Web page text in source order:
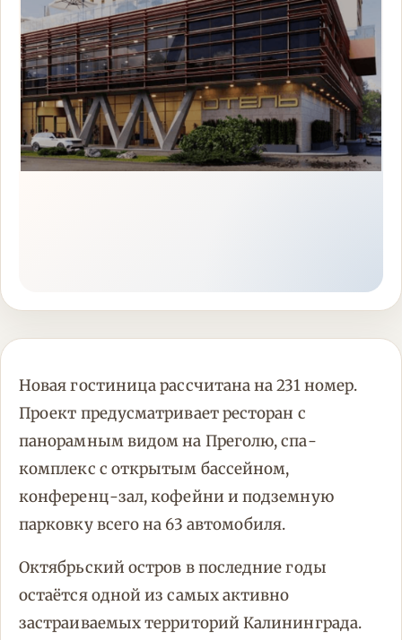
Новая гостиница рассчитана на 231 номер.
Проект предусматривает ресторан с
панорамным видом на Преголю, спа-
комплекс с открытым бассейном,
конференц-зал, кофейни и подземную
парковку всего на 63 автомобиля.
Октябрьский остров в последние годы
остаётся одной из самых активно
застраиваемых территорий Калининграда.